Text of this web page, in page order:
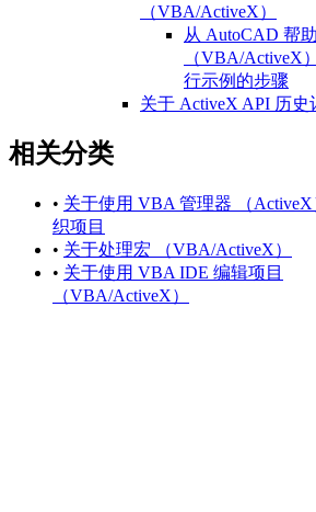
（VBA/ActiveX）
从 AutoCAD 帮
（VBA/ActiveX
行示例的步骤
关于 ActiveX API 历史
（ActiveX）
AutoCAD 2020
史记录参考
（ActiveX）
AutoCAD 2018
相关分类
• 关于使用 VBA 管理器 （ActiveX
织项目
• 关于处理宏 （VBA/ActiveX）
• 关于使用 VBA IDE 编辑项目
（VBA/ActiveX）